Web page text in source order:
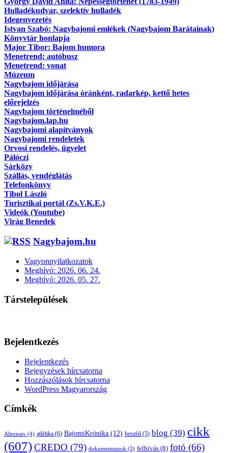
Hulladékudvar, szelektív hulladék
Idegenvezetés
Istvan Szabó: Nagybajomi emlékek (Nagybajom Barátainak)
Könyvtár honlapja
Major Tibor: Bajom humora
Menetrend: autóbusz
Menetrend: vonat
Múzeum
Nagybajom időjárása
Nagybajom időjárása óránként, radarkép, kettő hetes
előrejelzés
Nagybajom történelméből
Nagybajom.lap.hu
Nagybajomi alapítványok
Nagybajomi rendeletek
Orvosi rendelés, ügyelet
Pálóczi
Sárközy
Szállás, vendéglátás
Telefonkönyv
Tibol László
Turisztikai portál (Zs.V.K.E.)
Videók (Youtube)
Virág Benedek
Nagybajom.hu
Vagyonnyilatkozatok
Meghívó: 2026. 06. 24.
Meghívó: 2026. 05. 27.
Társtelepülések
Bejelentkezés
Bejelentkezés
Bejegyzések hírcsatorna
Hozzászólások hírcsatorna
WordPress Magyarország
Címkék
Alternaiv (4) atlétika (6) BajomiKrónika (12) beszéd (5) blog (39) cikk
(607)CREDO (79) dokumentumok (3) felhívás (8) fotó (66)